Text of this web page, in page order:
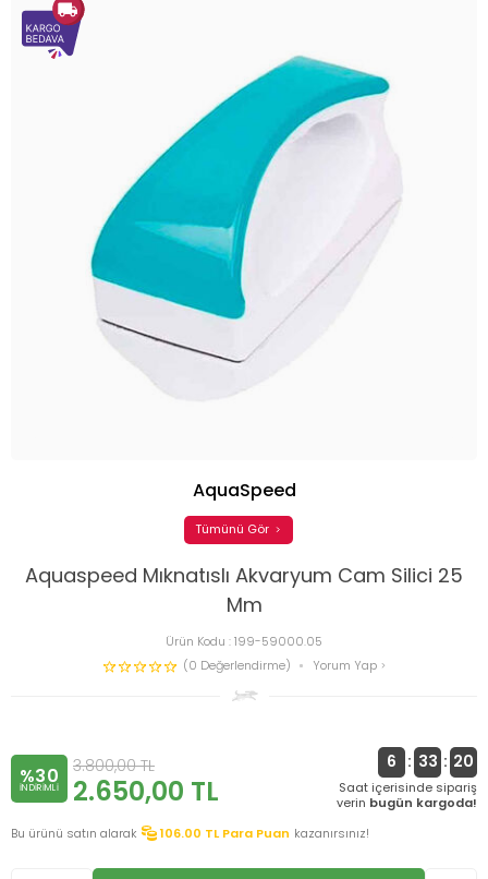
Aquaspeed Mıknatıslı Akvaryum Cam Silici 25
Mm
Ürün Kodu :199-59000.05
(0 Değerlendirme)
Yorum Yap
AquaSpeed
Tümünü Gör
%30
INDIRIMLI
3.800,00TL
2.650,00 TL
6 : 33 : 20
Saat içerisinde sipariş
verin bugün kargoda!
Bu ürünü satın alarak
106.00 TL Para Puan kazanırsınız!